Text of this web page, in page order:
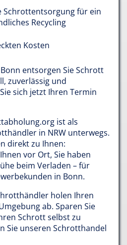
Schrottentsorgung für ein
Recycling
Kosten
entsorgen Sie Schrott
zuverlässig und
sich jetzt Ihren Termin
ist als
in NRW unterwegs.
direkt zu Ihnen:
vor Ort, Sie haben
beim Verladen – für
in Bonn.
holen Ihren
ab. Sparen Sie
Schrott selbst zu
Sie unseren Schrotthandel